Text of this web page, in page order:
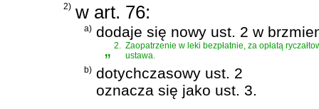
2) w art. 76:
a) dodaje się nowy ust. 2 w
„2. Zaopatrzenie w leki bezpłatnie, za opłatą
ustawa.
b) dotychczasowy ust. 2
oznacza się jako ust. 3.